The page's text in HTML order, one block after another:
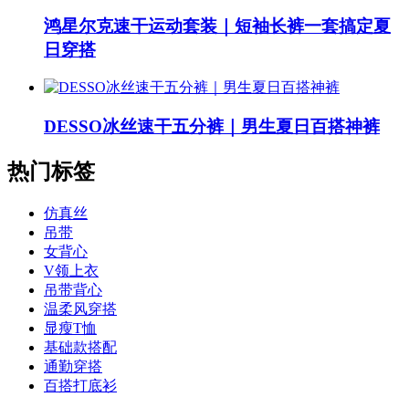
鸿星尔克速干运动套装｜短袖长裤一套搞定夏
日穿搭
DESSO冰丝速干五分裤｜男生夏日百搭神裤
热门标签
仿真丝
吊带
女背心
V领上衣
吊带背心
温柔风穿搭
显瘦T恤
基础款搭配
通勤穿搭
百搭打底衫